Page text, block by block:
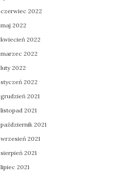
czerwiec 2022
maj 2022
kwiecień 2022
marzec 2022
luty 2022
styczeń 2022
grudzień 2021
listopad 2021
październik 2021
wrzesień 2021
sierpień 2021
lipiec 2021